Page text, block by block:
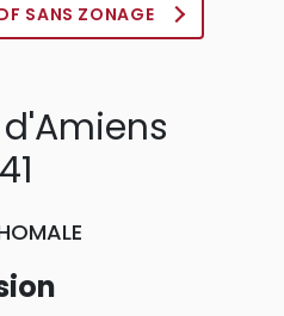
SANS ZONAGE